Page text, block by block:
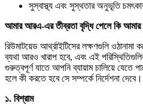
সুস্বাস্থ্য এবং সুস্থতার অনুভূতি
আমার আরএ-এর তীব্রতা বৃদ্ধি পেলে কি আমার
রিউমাটয়েড আর্থ্রাইটিসের লক্ষণগুলি
ব্যথা আরও খারাপ হবে, এবং এই
গুরুত্বপূর্ণ যাতে আপনি ব্যায়াম চালিয়ে যেতে
হলে কী করতে হবে সে সম্পর্কে নির্দেশনা
১. বিশ্রাম